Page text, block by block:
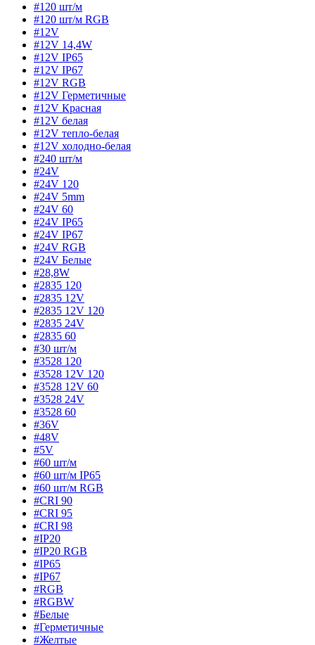
#120 шт/м
#120 шт/м RGB
#12V
#12V 14,4W
#12V IP65
#12V IP67
#12V RGB
#12V Герметичные
#12V Красная
#12V белая
#12V тепло-белая
#12V холодно-белая
#240 шт/м
#24V
#24V 120
#24V 5mm
#24V 60
#24V IP65
#24V IP67
#24V RGB
#24V Белые
#28,8W
#2835 120
#2835 12V
#2835 12V 120
#2835 24V
#2835 60
#30 шт/м
#3528 120
#3528 12V 120
#3528 12V 60
#3528 24V
#3528 60
#36V
#48V
#5V
#60 шт/м
#60 шт/м IP65
#60 шт/м RGB
#CRI 90
#CRI 95
#CRI 98
#IP20
#IP20 RGB
#IP65
#IP67
#RGB
#RGBW
#Белые
#Герметичные
#Желтые